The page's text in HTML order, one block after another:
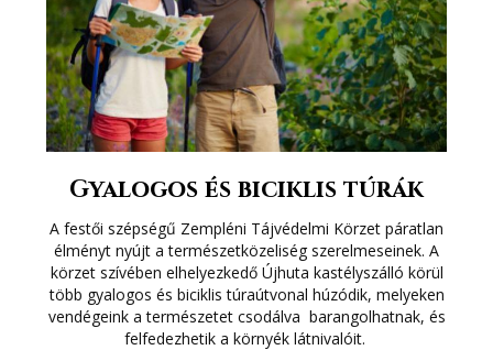
Gyalogos és biciklis túrák
A festői szépségű Zempléni Tájvédelmi Körzet páratlan
élményt nyújt a természetközeliség szerelmeseinek. A
körzet szívében elhelyezkedő Újhuta kastélyszálló körül
több gyalogos és biciklis túraútvonal húzódik, melyeken
vendégeink a természetet csodálva barangolhatnak, és
felfedezhetik a környék látnivalóit.